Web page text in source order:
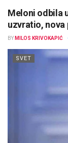
Meloni odbila
uzvratio, nova
BY MILOS KRIVOKAPIĆ
SVET